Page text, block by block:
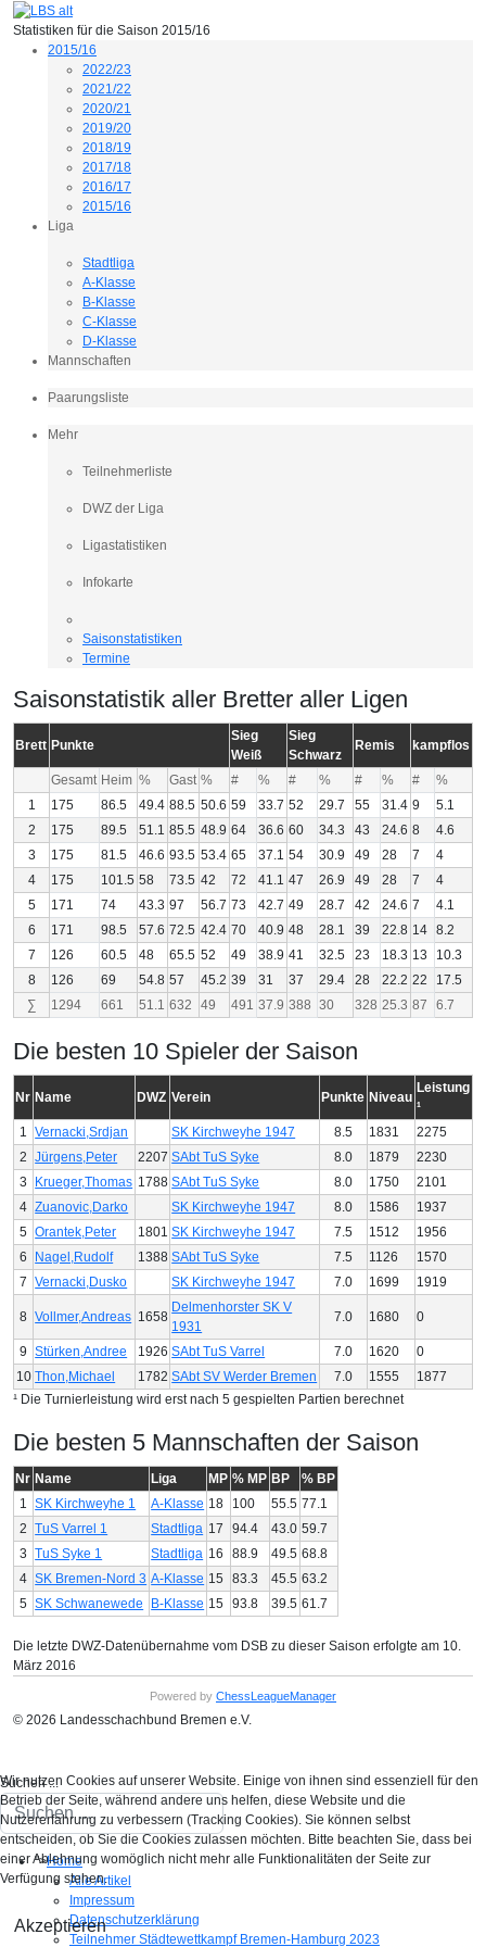
Statistiken für die Saison 2015/16
2015/16
2022/23
2021/22
2020/21
2019/20
2018/19
2017/18
2016/17
2015/16
Liga
Stadtliga
A-Klasse
B-Klasse
C-Klasse
D-Klasse
Mannschaften
Paarungsliste
Mehr
Teilnehmerliste
DWZ der Liga
Ligastatistiken
Infokarte
Saisonstatistiken
Termine
Saisonstatistik aller Bretter aller Ligen
Brett Punkte
Sieg
Weiß
Sieg
Schwarz
Remis kampflos
Gesamt Heim % Gast % # % # % # % #
%
1
175 86.5 49.4 88.5 50.6 59 33.7 52 29.7 55 31.4 9
5.1
2
175 89.5 51.1 85.5 48.9 64 36.6 60 34.3 43 24.6 8
4.6
3
175 81.5 46.6 93.5 53.4 65 37.1 54 30.9 49 28 7
4
4
175 101.5 58 73.5 42 72 41.1 47 26.9 49 28 7
4
5
171 74 43.3 97 56.7 73 42.7 49 28.7 42 24.6 7
4.1
6
171 98.5 57.6 72.5 42.4 70 40.9 48 28.1 39 22.8 14 8.2
7
126 60.5 48 65.5 52 49 38.9 41 32.5 23 18.3 13
10.3
8
126 69 54.8 57 45.2 39 31 37 29.4 28 22.2 22
17.5
∑
1294 661 51.1 632 49 491 37.9 388 30 328 25.3 87 6.7
Die besten 10 Spieler der Saison
Nr Name DWZ Verein Punkte Niveau
Leistung
¹
1 Vernacki,Srdjan SK Kirchweyhe 1947 8.5 1831
2275
2 Jürgens,Peter 2207 SAbt TuS Syke 8.0 1879
2230
3
Krueger,Thomas 1788 SAbt TuS Syke 8.0 1750
2101
4 Zuanovic,Darko SK Kirchweyhe 1947 8.0 1586
1937
5 Orantek,Peter 1801 SK Kirchweyhe 1947 7.5 1512
1956
6
Nagel,Rudolf 1388 SAbt TuS Syke 7.5 1126
1570
7 Vernacki,Dusko SK Kirchweyhe 1947 7.0 1699 1919
8 Vollmer,Andreas 1658
Delmenhorster SK V
1931
7.0 1680 0
9 Stürken,Andree 1926 SAbt TuS Varrel 7.0 1620
0
10 Thon,Michael 1782 SAbt SV Werder Bremen 7.0 1555
1877
¹ Die Turnierleistung wird erst nach 5 gespielten Partien berechnet
Die besten 5 Mannschaften der Saison
Nr Name Liga MP % MP BP
% BP
1 SK Kirchweyhe 1 A-Klasse 18 100 55.5 77.1
2 TuS Varrel 1 Stadtliga 17 94.4 43.0 59.7
3 TuS Syke 1 Stadtliga 16 88.9 49.5 68.8
4 SK Bremen-Nord 3 A-Klasse 15 83.3 45.5 63.2
5 SK Schwanewede B-Klasse 15 93.8 39.5 61.7
Die letzte DWZ-Datenübernahme vom DSB zu dieser Saison erfolgte am 10.
März 2016
Powered by ChessLeagueManager
© 2026 Landesschachbund Bremen e.V.
Suchen ...
">Home
Alle Artikel
Impressum
Datenschutzerklärung
Teilnehmer Städtewettkampf Bremen-Hamburg 2023
Wir nutzen Cookies auf unserer Website. Einige von ihnen sind essenziell für den
Betrieb der Seite, während andere uns helfen, diese Website und die
Nutzererfahrung zu verbessern (Tracking Cookies). Sie können selbst
entscheiden, ob Sie die Cookies zulassen möchten. Bitte beachten Sie, dass bei
einer Ablehnung womöglich nicht mehr alle Funktionalitäten der Seite zur
Verfügung stehen.
Akzeptieren